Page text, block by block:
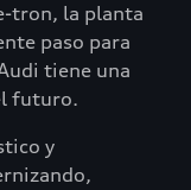
tron, la planta
paso para
tiene una
futuro.
y